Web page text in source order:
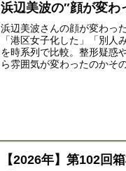
浜辺美波の″顔が変わ
浜辺美波さんの顔が変わっ
「港区女子化した」「別人
を時系列で比較。整形疑惑
ら雰囲気が変わったのかそ
【2026年】第102回